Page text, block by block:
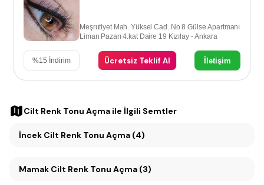
Meşrutiyet Mah. Yüksel Cad. No 8 Gülse Apartmanı
Liman Pazarı 4.kat Daire 19 Kızılay - Ankara
%15 İndirim Ücretsiz Teklif Al İletişim
Cilt Renk Tonu Açma ile İlgili Semtler
İncek Cilt Renk Tonu Açma (4)
Mamak Cilt Renk Tonu Açma (3)